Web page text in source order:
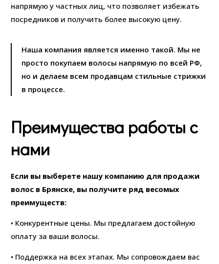
напрямую у частных лиц, что позволяет избежать
посредников и получить более высокую цену.
Наша компания является именно такой. Мы не
просто покупаем волосы напрямую по всей РФ,
но и делаем всем продавцам стильные стрижки
в процессе.
Преимущества работы с
нами
Если вы выберете нашу компанию для продажи
волос в Брянске, вы получите ряд весомых
преимуществ:
• Конкурентные цены. Мы предлагаем достойную
оплату за ваши волосы.
• Поддержка на всех этапах. Мы сопровождаем вас